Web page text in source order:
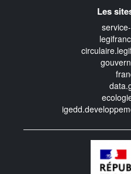
Les